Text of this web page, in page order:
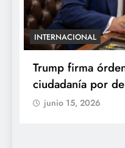
INTERNACIONAL
Trump firma
ciudadanía por
junio 15, 2026